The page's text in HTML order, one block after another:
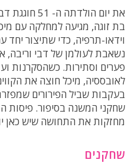
את יום
בת זוגה, מגיעה למחלקה עם
וידאו-תרפיה, כדי שתיצור יחד
נשאבת לעולמן של דבי וריבה,
פערים וסתירות. כשהסקרנות
לאובססיה, מיכל חוצה את
בעקבות שביל הפירורים
שחקני המשנה בסיפור.
מחזקות את התחושה שיש כאן
שחקנים